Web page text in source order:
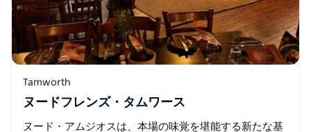
Tamworth
ヌードフレンズ・タムワース
ヌード・アムジオスは、本場の味覚を堪能する新たな基